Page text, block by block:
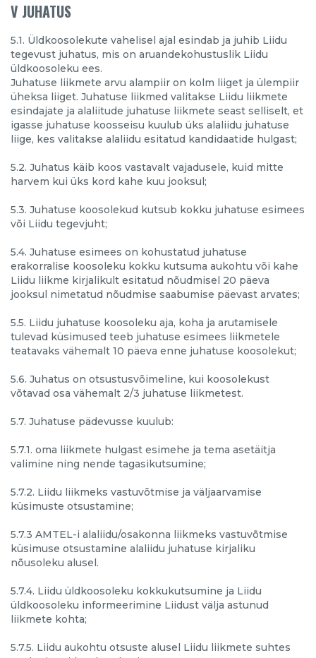
V JUHATUS
5.1. Üldkoosolekute vahelisel ajal esindab ja juhib Liidu
tegevust juhatus, mis on aruandekohustuslik Liidu
üldkoosoleku ees.
Juhatuse liikmete arvu alampiir on kolm liiget ja ülempiir
üheksa liiget. Juhatuse liikmed valitakse Liidu liikmete
esindajate ja alaliitude juhatuse liikmete seast selliselt, et
igasse juhatuse koosseisu kuulub üks alaliidu juhatuse
liige, kes valitakse alaliidu esitatud kandidaatide hulgast;
5.2. Juhatus käib koos vastavalt vajadusele, kuid mitte
harvem kui üks kord kahe kuu jooksul;
5.3. Juhatuse koosolekud kutsub kokku juhatuse esimees
või Liidu tegevjuht;
5.4. Juhatuse esimees on kohustatud juhatuse
erakorralise koosoleku kokku kutsuma aukohtu või kahe
Liidu liikme kirjalikult esitatud nõudmisel 20 päeva
jooksul nimetatud nõudmise saabumise päevast arvates;
5.5. Liidu juhatuse koosoleku aja, koha ja arutamisele
tulevad küsimused teeb juhatuse esimees liikmetele
teatavaks vähemalt 10 päeva enne juhatuse koosolekut;
5.6. Juhatus on otsustusvõimeline, kui koosolekust
võtavad osa vähemalt 2/3 juhatuse liikmetest.
5.7. Juhatuse pädevusse kuulub:
5.7.1. oma liikmete hulgast esimehe ja tema asetäitja
valimine ning nende tagasikutsumine;
5.7.2. Liidu liikmeks vastuvõtmise ja väljaarvamise
küsimuste otsustamine;
5.7.3 AMTEL-i alaliidu/osakonna liikmeks vastuvõtmise
küsimuse otsustamine alaliidu juhatuse kirjaliku
nõusoleku alusel.
5.7.4. Liidu üldkoosoleku kokkukutsumine ja Liidu
üldkoosoleku informeerimine Liidust välja astunud
liikmete kohta;
5.7.5. Liidu aukohtu otsuste alusel Liidu liikmete suhtes